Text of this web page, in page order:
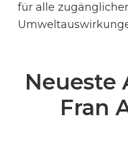
für alle
Neueste
Fran